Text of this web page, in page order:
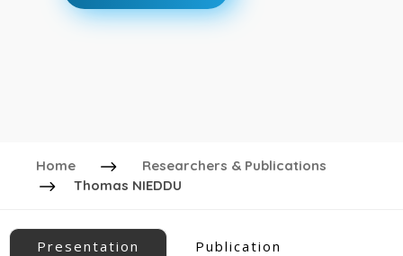
Home
Researchers & Publications
Thomas NIEDDU
Presentation
Publication